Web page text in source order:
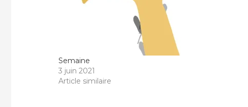
Semaine
3 juin 2021
Article similaire